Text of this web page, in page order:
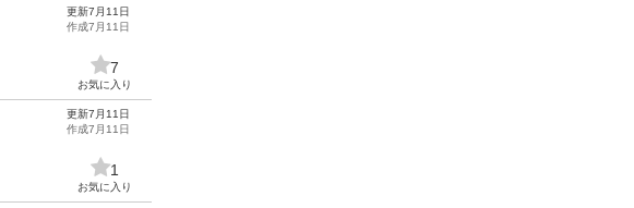
更新7月11日
作成7月11日
7
お気に入り
更新7月11日
作成7月11日
1
お気に入り